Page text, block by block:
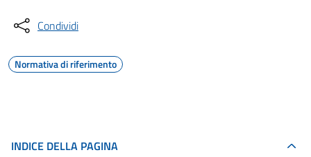
Condividi
Normativa di riferimento
INDICE DELLA PAGINA